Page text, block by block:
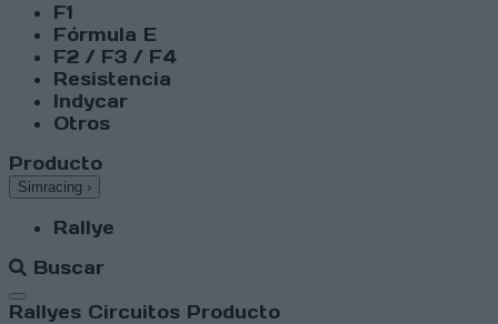
F1
Fórmula E
F2 / F3 / F4
Resistencia
Indycar
Otros
Producto
Simracing ›
Rallye
Buscar
Abrir menú
Rallyes Circuitos Producto